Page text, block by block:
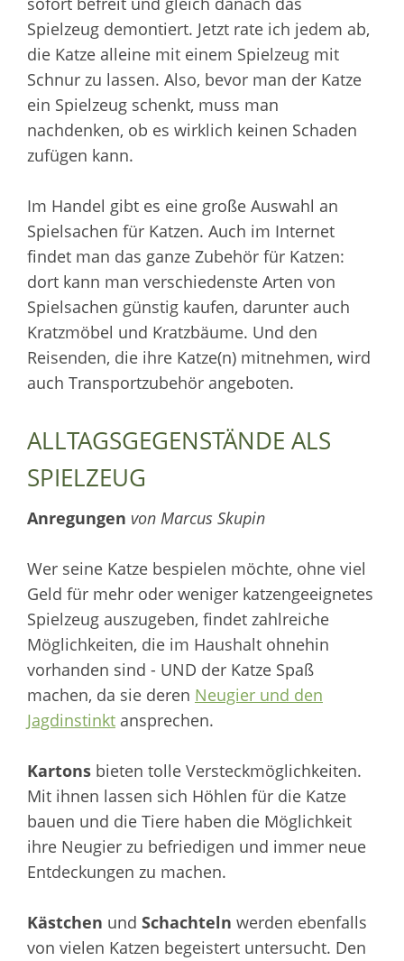
Spielzeug demontiert. Jetzt rate ich jedem ab,
die Katze alleine mit einem Spielzeug mit
Schnur zu lassen. Also, bevor man der Katze
ein Spielzeug schenkt, muss man
nachdenken, ob es wirklich keinen Schaden
zufügen kann.
Im Handel gibt es eine große Auswahl an
Spielsachen für Katzen. Auch im Internet
findet man das ganze Zubehör für Katzen:
dort kann man verschiedenste Arten von
Spielsachen günstig kaufen, darunter auch
Kratzmöbel und Kratzbäume. Und den
Reisenden, die ihre Katze(n) mitnehmen, wird
auch Transportzubehör angeboten.
ALLTAGSGEGENSTÄNDE ALS
SPIELZEUG
Anregungen von Marcus Skupin
Wer seine Katze bespielen möchte, ohne viel
Geld für mehr oder weniger katzengeeignetes
Spielzeug auszugeben, findet zahlreiche
Möglichkeiten, die im Haushalt ohnehin
vorhanden sind - UND der Katze Spaß
machen, da sie deren Neugier und den
Jagdinstinkt ansprechen.
Kartons bieten tolle Versteckmöglichkeiten.
Mit ihnen lassen sich Höhlen für die Katze
bauen und die Tiere haben die Möglichkeit
ihre Neugier zu befriedigen und immer neue
Entdeckungen zu machen.
Kästchen und Schachteln werden ebenfalls
von vielen Katzen begeistert untersucht. Den